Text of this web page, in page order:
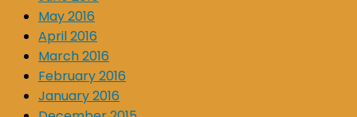
May 2016
April 2016
March 2016
February 2016
January 2016